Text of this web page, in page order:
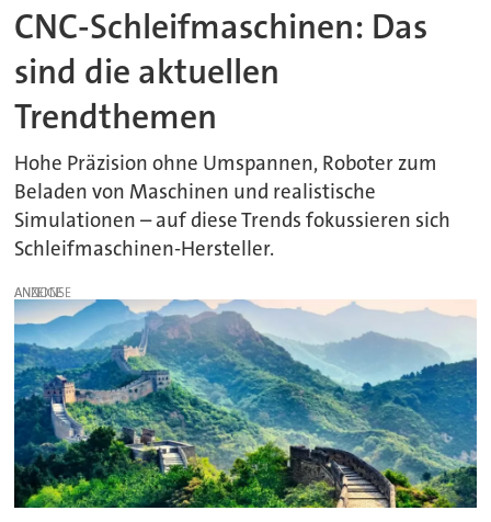
CNC-Schleifmaschinen: Das
sind die aktuellen
Trendthemen
Hohe Präzision ohne Umspannen, Roboter zum
Beladen von Maschinen und realistische
Simulationen – auf diese Trends fokussieren sich
Schleifmaschinen-Hersteller.
ANZEIGE